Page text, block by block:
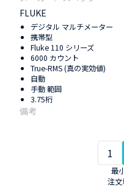
FLUKE
デジタル マルチメーター
携帯型
Fluke 110 シリーズ
6000 カウント
True-RMS (真の実効値)
自動
手動 範囲
3.75桁
最
注文